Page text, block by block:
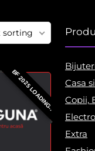
sorting
BF 2025 LOADING..
Casa
Copii,
Extra